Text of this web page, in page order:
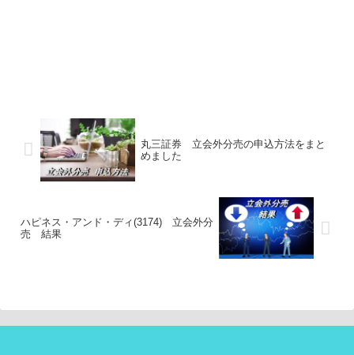
丸三証券 立会外分売の申込方法をまと
めました
ハピネス・アンド・ディ(3174) 立会外分
売 結果